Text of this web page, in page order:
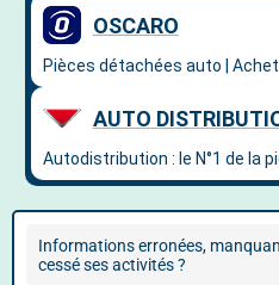
Informations erronées,
cessé ses activités ?